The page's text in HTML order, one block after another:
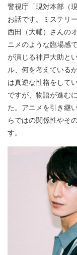
警視庁「現対本部（
お話です。ミステリ
西田（大輔）さんの
ニメのような臨場感
が演じる神戸大助と
ル、何を考えている
は真逆な性格をして
ですが、物語が進む
た。アニメを引き継
らではの関係性やそ
す。